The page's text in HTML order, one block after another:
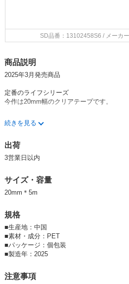
SD品番：13102458S6 / メーカ
商品説明
2025年3月発売商品
定番のライフシリーズ
今作は20mm幅のクリアテープです。
テーマにとらわれず、普段使いしやすいデ
BGM/ビージーエム/クリアテープ/テープ
마스킹테이프/文房具/文具/PET素材/うさぎ/
続きを見る
出荷
3営業日以内
サイズ・容量
20mm＊5m
規格
■生産地：中国
■素材・成分：PET
■パッケージ：個包装
■製造年：2025
注意事項